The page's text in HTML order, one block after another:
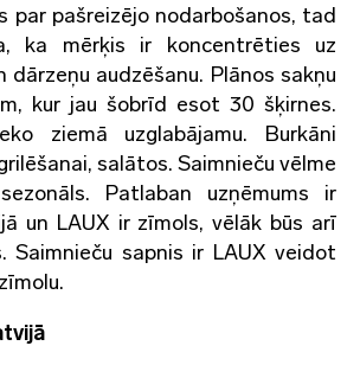
par pašreizējo nodarbošanos, tad
ka mērķis ir koncentrēties uz
dārzeņu audzēšanu. Plānos sakņu
kur jau šobrīd esot 30 šķirnes.
ziemā uzglabājamu. Burkāni
salātos. Saimnieču vēlme
Patlaban uzņēmums ir
un LAUX ir zīmols, vēlāk būs arī
Saimnieču sapnis ir LAUX veidot